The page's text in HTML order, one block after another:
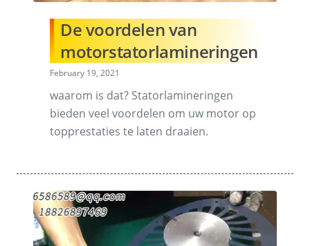
De voordelen van
motorstatorlamineringen
February 19, 2021
waarom is dat? Statorlamineringen
bieden veel voordelen om uw motor op
topprestaties te laten draaien.